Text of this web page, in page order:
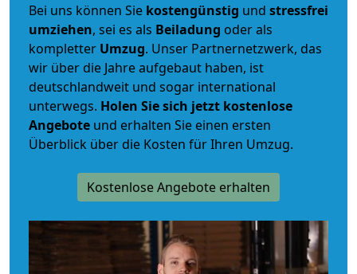
Bei uns können Sie kostengünstig und stressfrei
umziehen, sei es als Beiladung oder als
kompletter Umzug. Unser Partnernetzwerk, das
wir über die Jahre aufgebaut haben, ist
deutschlandweit und sogar international
unterwegs. Holen Sie sich jetzt kostenlose
Angebote und erhalten Sie einen ersten
Überblick über die Kosten für Ihren Umzug.
Kostenlose Angebote erhalten